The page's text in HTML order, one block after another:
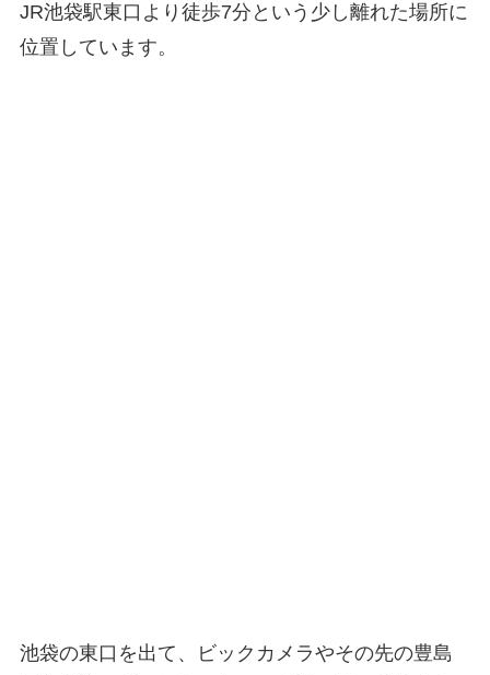
JR池袋駅東口より徒歩7分という少し離れた場所に
位置しています。
池袋の東口を出て、ビックカメラやその先の豊島